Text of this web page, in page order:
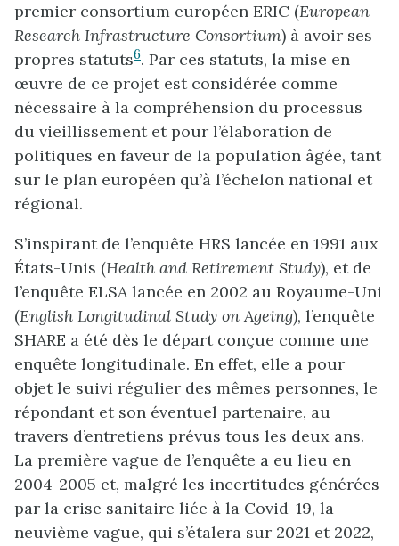
premier consortium européen ERIC (European
Research Infrastructure Consortium) à avoir ses
propres statuts6. Par ces statuts, la mise en
œuvre de ce projet est considérée comme
nécessaire à la compréhension du processus
du vieillissement et pour l’élaboration de
politiques en faveur de la population âgée, tant
sur le plan européen qu’à l’échelon national et
régional.
S’inspirant de l’enquête HRS lancée en 1991 aux
États-Unis (Health and Retirement Study), et de
l’enquête ELSA lancée en 2002 au Royaume-Uni
(English Longitudinal Study on Ageing), l’enquête
SHARE a été dès le départ conçue comme une
enquête longitudinale. En effet, elle a pour
objet le suivi régulier des mêmes personnes, le
répondant et son éventuel partenaire, au
travers d’entretiens prévus tous les deux ans.
La première vague de l’enquête a eu lieu en
2004-2005 et, malgré les incertitudes générées
par la crise sanitaire liée à la Covid-19, la
neuvième vague, qui s’étalera sur 2021 et 2022,